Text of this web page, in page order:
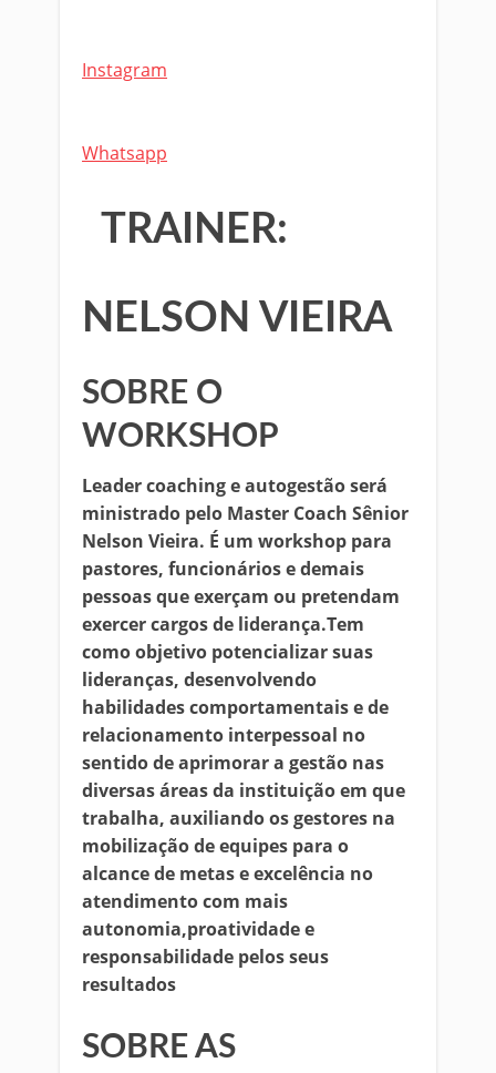
Instagram
Whatsapp
TRAINER:
NELSON VIEIRA
SOBRE O
WORKSHOP​
Leader coaching e autogestão será
ministrado pelo Master Coach Sênior
Nelson Vieira. É um workshop para
pastores, funcionários e demais
pessoas que exerçam ou pretendam
exercer cargos de liderança.Tem
como objetivo potencializar suas
lideranças, desenvolvendo
habilidades comportamentais e de
relacionamento interpessoal no
sentido de aprimorar a gestão nas
diversas áreas da instituição em que
trabalha, auxiliando os gestores na
mobilização de equipes para o
alcance de metas e excelência no
atendimento com mais
autonomia,proatividade e
responsabilidade pelos seus
resultados
SOBRE AS